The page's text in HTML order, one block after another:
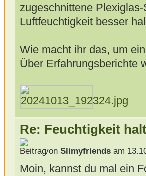
zugeschnittene
Luftfeuchtigkeit besser
Wie macht ihr das, um
Über Erfahrungsberichte
Re: Feuchtigkeit
von Slimyfriendsam
Moin, kannst du mal ein